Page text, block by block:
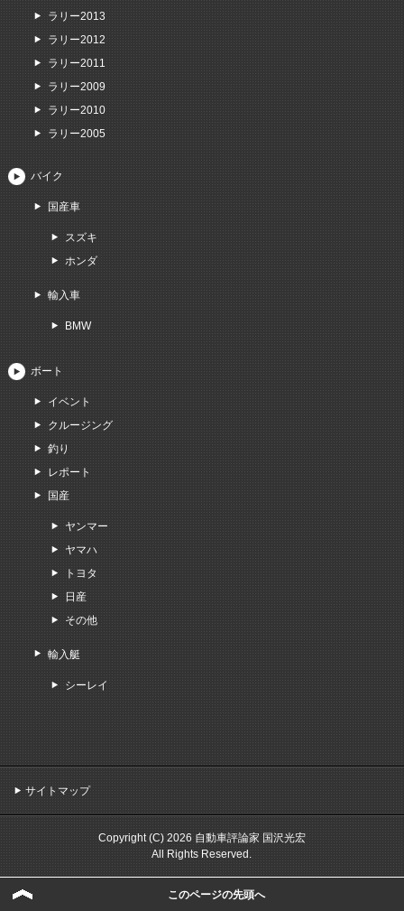
ラリー2013
ラリー2012
ラリー2011
ラリー2009
ラリー2010
ラリー2005
バイク
国産車
スズキ
ホンダ
輸入車
BMW
ボート
イベント
クルージング
釣り
レポート
国産
ヤンマー
ヤマハ
トヨタ
日産
その他
輸入艇
シーレイ
サイトマップ
Copyright (C) 2026 自動車評論家 国沢光宏
All Rights Reserved.
このページの先頭へ